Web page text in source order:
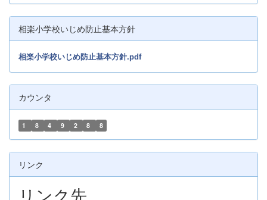
相楽小学校いじめ防止基本方針
相楽小学校いじめ防止基本方針.pdf
カウンタ
1 8 4 9 2 8 8
リンク
リンク先